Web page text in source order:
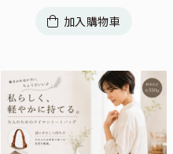
加入購物車